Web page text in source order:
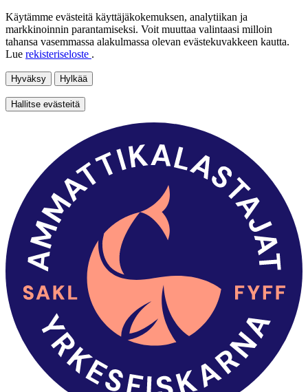
Käytämme evästeitä käyttäjäkokemuksen, analytiikan ja
markkinoinnin parantamiseksi. Voit muuttaa valintaasi milloin
tahansa vasemmassa alakulmassa olevan evästekuvakkeen kautta.
Lue rekisteriseloste .
Hyväksy Hylkää
Hallitse evästeitä